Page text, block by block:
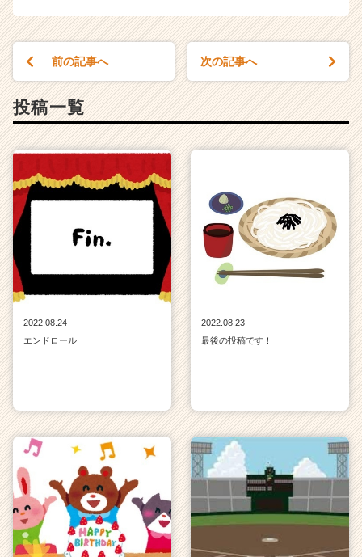
前の記事へ 次の記事へ
投稿一覧
2022.08.24
エンドロール
2022.08.23
最後の投稿です！